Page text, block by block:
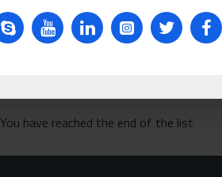
You have reached the end of the list.